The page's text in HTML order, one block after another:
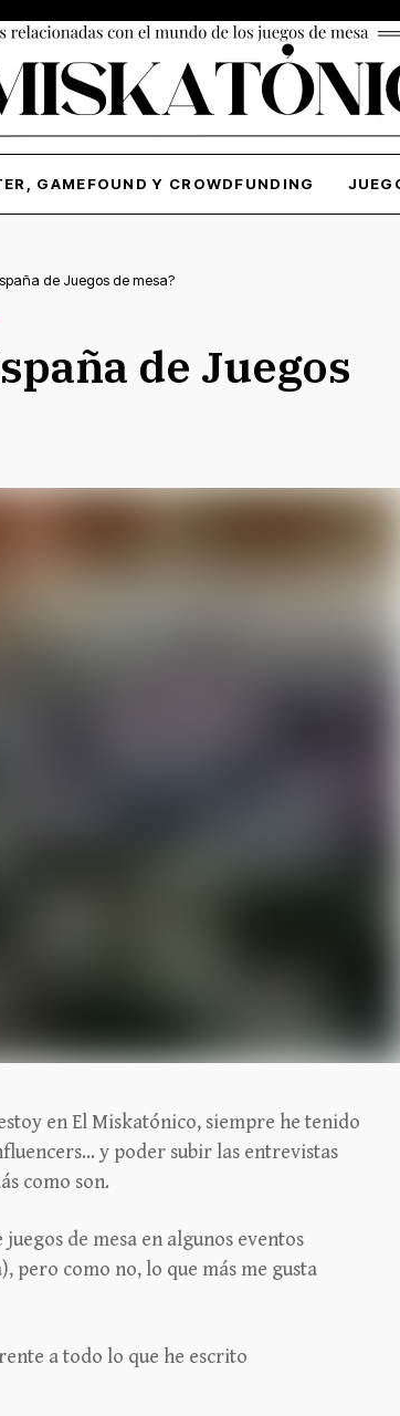
GAMEFOUND Y CROWDFUNDING
de Juegos de mesa?
de Juegos
en El Miskatónico, siempre he tenido
y poder subir las entrevistas
como son.
de mesa en algunos eventos
pero como no, lo que más me gusta
a todo lo que he escrito